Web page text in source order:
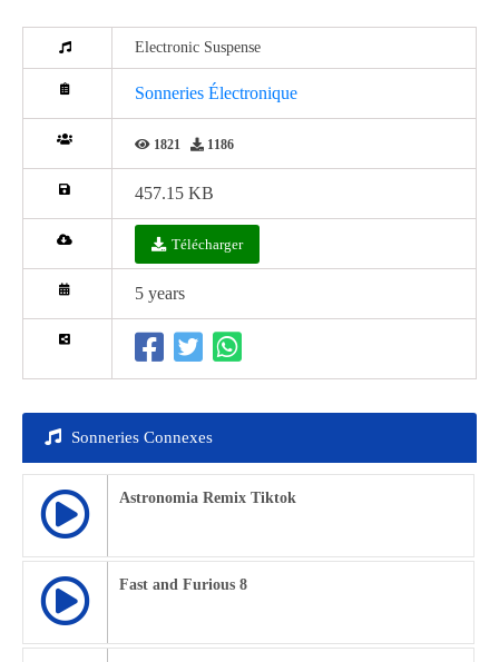
Electronic Suspense
Sonneries Électronique
1821 1186
457.15 KB
Télécharger
5 years
Sonneries Connexes
Astronomia Remix Tiktok
Fast and Furious 8